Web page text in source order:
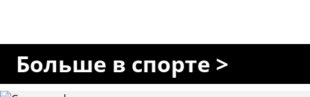
Больше в спорте >